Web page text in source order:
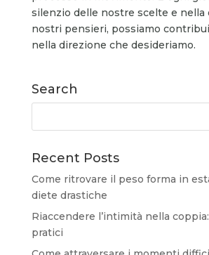
silenzio delle nostre scelte e nella
nostri pensieri, possiamo
nella direzione che desideriamo.
Search
Recent Posts
Come ritrovare il peso forma in
diete drastiche
Riaccendere l’intimità nella
pratici